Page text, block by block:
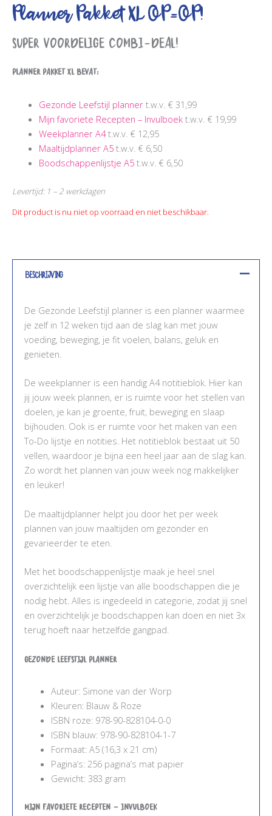
Planner Pakket XL OP=OP!
Super voordelige COMBI-DEAL!
Planner Pakket XL bevat:
Gezonde Leefstijl plannert.w.v. € 31,99
Mijn favoriete Recepten – Invulboekt.w.v. € 19,99
Weekplanner A4t.w.v. € 12,95
Maaltijdplanner A5t.w.v. € 6,50
Boodschappenlijstje A5t.w.v. € 6,50
Levertijd: 1 – 2 werkdagen
Dit product is nu niet op voorraad en niet beschikbaar.
Beschrijving
De Gezonde Leefstijl planner is een planner waarmee
je zelf in 12 weken tijd aan de slag kan met jouw
voeding, beweging, je fit voelen, balans, geluk en
genieten.
De weekplanner is een handig A4 notitieblok. Hier kan
jij jouw week plannen, er is ruimte voor het stellen van
doelen, je kan je groente, fruit, beweging en slaap
bijhouden. Ook is er ruimte voor het maken van een
To-Do lijstje en notities. Het notitieblok bestaat uit 50
vellen, waardoor je bijna een heel jaar aan de slag kan.
Zo wordt het plannen van jouw week nog makkelijker
en leuker!
De maaltijdplanner helpt jou door het per week
plannen van jouw maaltijden om gezonder en
gevarieerder te eten.
Met het boodschappenlijstje maak je heel snel
overzichtelijk een lijstje van alle boodschappen die je
nodig hebt. Alles is ingedeeld in categorie, zodat jij snel
en overzichtelijk je boodschappen kan doen en niet 3x
terug hoeft naar hetzelfde gangpad.
Gezonde Leefstijl planner
Auteur: Simone van der Worp
Kleuren: Blauw & Roze
ISBN roze: 978-90-828104-0-0
ISBN blauw: 978-90-828104-1-7
Formaat: A5 (16,3 x 21 cm)
Pagina’s: 256 pagina’s mat papier
Gewicht: 383 gram
Mijn Favoriete Recepten – Invulboek